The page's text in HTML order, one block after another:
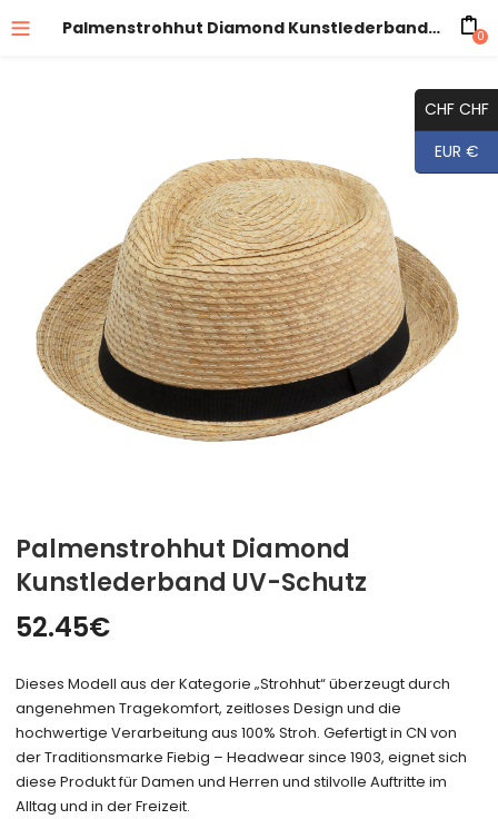
Palmenstrohhut Diamond Kunstlederband UV-Schutz 0
Palmenstrohhut Diamond
Kunstlederband UV-Schutz
52.45€
Dieses Modell aus der Kategorie „Strohhut“ überzeugt durch
angenehmen Tragekomfort, zeitloses Design und die
hochwertige Verarbeitung aus 100% Stroh. Gefertigt in CN von
der Traditionsmarke Fiebig – Headwear since 1903, eignet sich
diese Produkt für Damen und Herren und stilvolle Auftritte im
Alltag und in der Freizeit.
CHF CHF
EUR €